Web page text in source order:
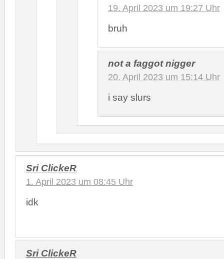
19. April 2023 um 19:27 Uhr
bruh
not a faggot nigger
20. April 2023 um 15:14 Uhr
i say slurs
Sri ClickeR
1. April 2023 um 08:45 Uhr
idk
Sri ClickeR